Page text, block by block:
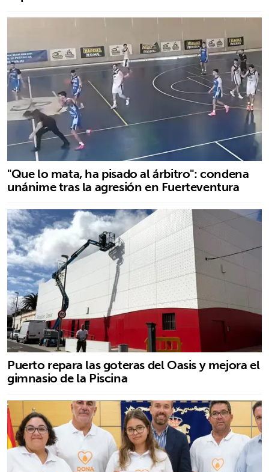
"Que lo mata, ha pisado al árbitro": condena
unánime tras la agresión en Fuerteventura
Puerto repara las goteras del Oasis y mejora el
gimnasio de la Piscina